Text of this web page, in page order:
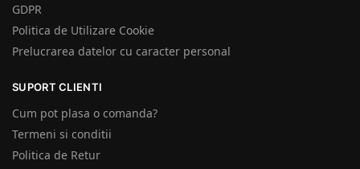
GDPR
Politica de Utilizare Cookie
Prelucrarea datelor cu caracter personal
SUPORT CLIENTI
Cum pot plasa o comanda?
Termeni si conditii
Politica de Retur